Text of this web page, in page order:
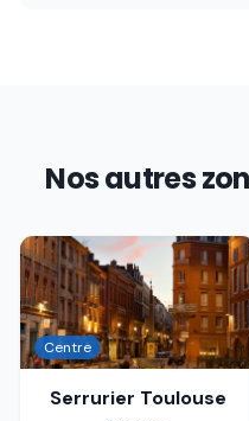
Nos autres
Centre
Serrurier Toulouse